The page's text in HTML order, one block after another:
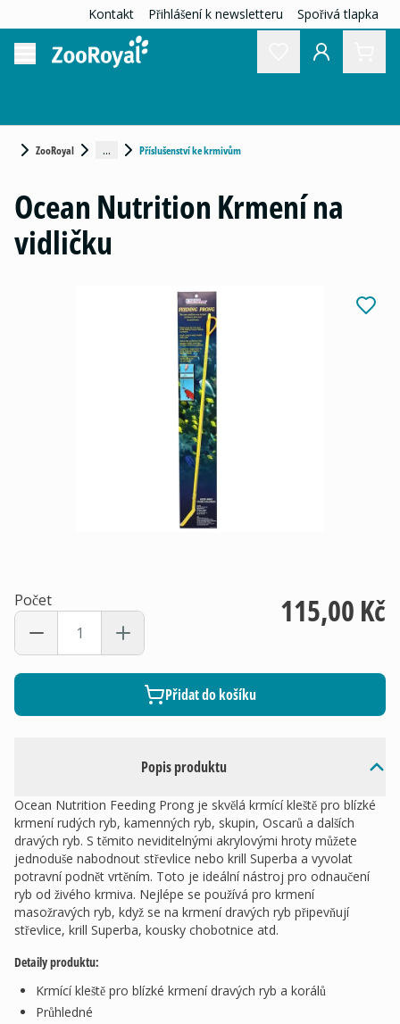
Kontakt Přihlášení k newsletteru Spořivá tlapka
ZooRoyal ... Příslušenství ke krmivům
Popis produktu
Ocean Nutrition Feeding Prong je skvělá krmící kleště pro blízké
krmení rudých ryb, kamenných ryb, skupin, Oscarů a dalších
dravých ryb. S těmito neviditelnými akrylovými hroty můžete
jednoduše nabodnout střevlice nebo krill Superba a vyvolat
potravní podnět vrtěním. Toto je ideální nástroj pro odnaučení
ryb od živého krmiva. Nejlépe se používá pro krmení
masožravých ryb, když se na krmení dravých ryb připevňují
střevlice, krill Superba, kousky chobotnice atd.
Detaily produktu:
Krmící kleště pro blízké krmení dravých ryb a korálů
Průhledné
Ocean Nutrition Krmení na
vidličku
Počet 115,00 Kč
Přidat do košíku